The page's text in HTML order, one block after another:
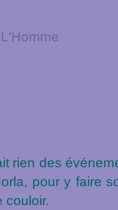
rien des
pour y faire
couloir.